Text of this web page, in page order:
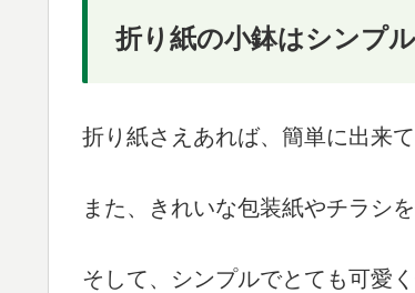
折り紙の小鉢はシンプ
折り紙さえあれば、簡単に出来
また、きれいな包装紙やチラシ
そして、シンプルでとても可愛